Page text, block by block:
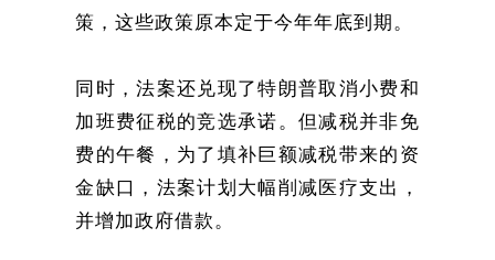
策，这些政策原本定于今年年底到期。
同时，法案还兑现了特朗普取消小费和
加班费征税的竞选承诺。但减税并非免
费的午餐，为了填补巨额减税带来的资
金缺口，法案计划大幅削减医疗支出，
并增加政府借款。